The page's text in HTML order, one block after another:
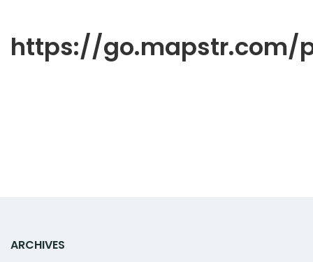
https://go.mapstr.com/
ARCHIVES